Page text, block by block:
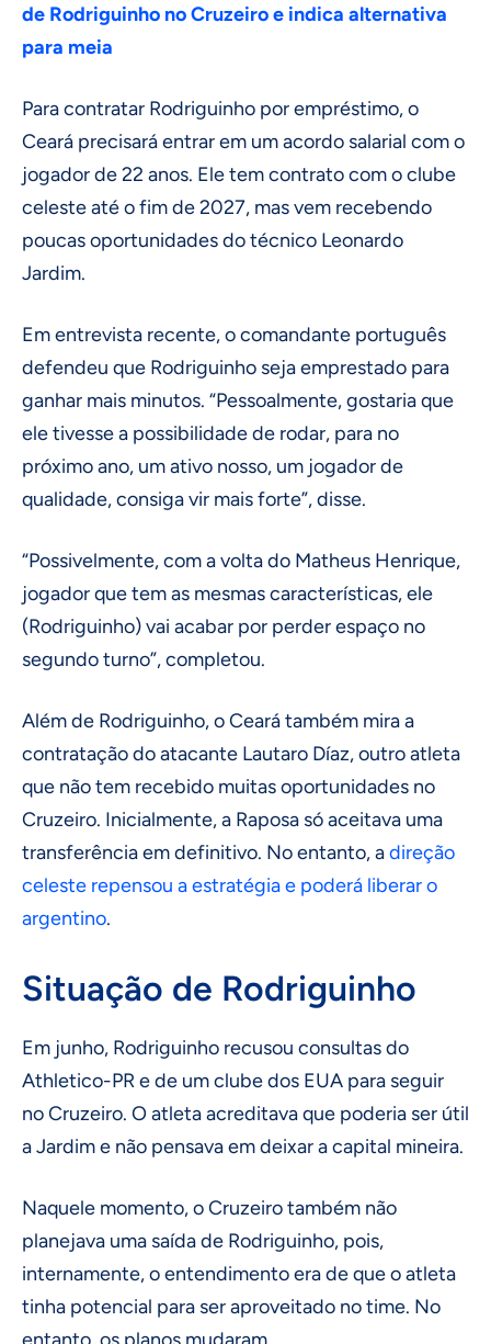
de Rodriguinho no Cruzeiro e indica alternativa
para meia
Para contratar Rodriguinho por empréstimo, o
Ceará precisará entrar em um acordo salarial com o
jogador de 22 anos. Ele tem contrato com o clube
celeste até o fim de 2027, mas vem recebendo
poucas oportunidades do técnico Leonardo
Jardim.
Em entrevista recente, o comandante português
defendeu que Rodriguinho seja emprestado para
ganhar mais minutos. “Pessoalmente, gostaria que
ele tivesse a possibilidade de rodar, para no
próximo ano, um ativo nosso, um jogador de
qualidade, consiga vir mais forte”, disse.
“Possivelmente, com a volta do Matheus Henrique,
jogador que tem as mesmas características, ele
(Rodriguinho) vai acabar por perder espaço no
segundo turno”, completou.
Além de Rodriguinho, o Ceará também mira a
contratação do atacante Lautaro Díaz, outro atleta
que não tem recebido muitas oportunidades no
Cruzeiro. Inicialmente, a Raposa só aceitava uma
transferência em definitivo. No entanto, adireção
celeste repensou a estratégia e poderá liberar o
argentino.
Situação de Rodriguinho
Em junho, Rodriguinho recusou consultas do
Athletico-PR e de um clube dos EUA para seguir
no Cruzeiro. O atleta acreditava que poderia ser útil
a Jardim e não pensava em deixar a capital mineira.
Naquele momento, o Cruzeiro também não
planejava uma saída de Rodriguinho, pois,
internamente, o entendimento era de que o atleta
tinha potencial para ser aproveitado no time. No